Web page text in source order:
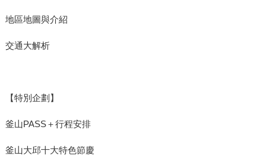
地區地圖與介紹
交通大解析
【特別企劃】
釜山PASS＋行程安排
釜山大邱十大特色節慶